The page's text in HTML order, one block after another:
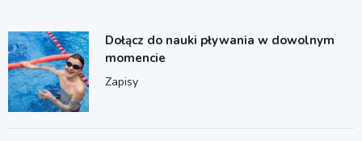
Dołącz do nauki pływania w dowolnym
momencie
Zapisy